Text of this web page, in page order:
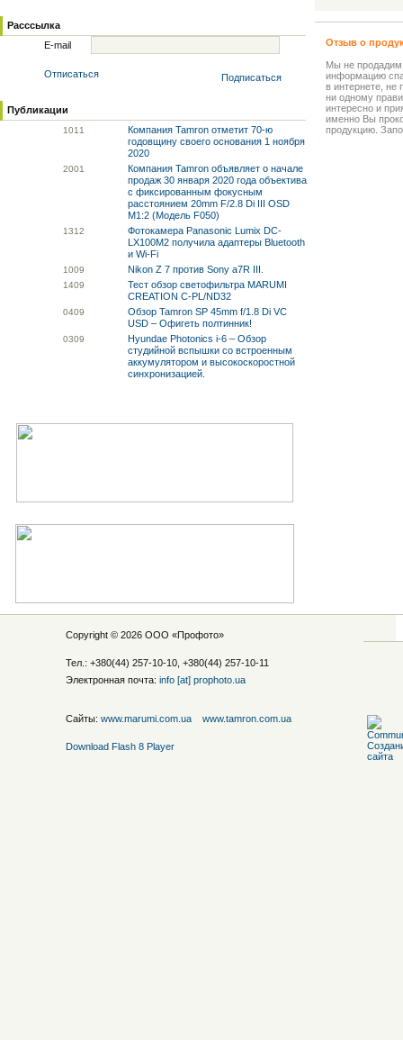
Расссылка
E-mail
Отписаться Подписаться
Публикации
1011
Компания Tamron отметит 70-ю
годовщину своего основания 1 ноября
2020
2001
Компания Tamron объявляет о начале
продаж 30 января 2020 года объектива
с фиксированным фокусным
расстоянием 20mm F/2.8 Di III OSD
M1:2 (Модель F050)
1312
Фотокамера Panasonic Lumix DC-
LX100M2 получила адаптеры Bluetooth
и Wi-Fi
1009 Nikon Z 7 против Sony a7R III.
1409
Тест обзор светофильтра MARUMI
CREATION C-PL/ND32
0409
Обзор Tamron SP 45mm f/1.8 Di VC
USD – Офигеть полтинник!
0309
Hyundae Photonics i-6 – Обзор
студийной вспышки со встроенным
аккумулятором и высокоскоростной
синхронизацией.
Отзыв о
Мы не
информацию
в интернете, не
ни одному
интересно и
именно Вы
продукцию.
Copyright © 2026 ООО «Профото»
Тел.: +380(44) 257-10-10, +380(44) 257-10-11
Электронная почта: info [at] prophoto.ua
Сайты: www.marumi.com.ua www.tamron.com.ua
Download Flash 8 Player